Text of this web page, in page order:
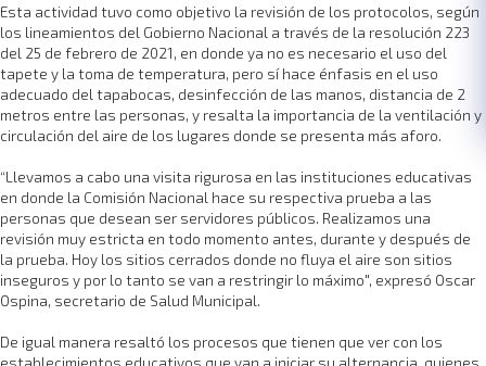
Esta actividad tuvo como objetivo la revisión de los protocolos, según
los lineamientos del Gobierno Nacional a través de la resolución 223
del 25 de febrero de 2021, en donde ya no es necesario el uso del
tapete y la toma de temperatura, pero sí hace énfasis en el uso
adecuado del tapabocas, desinfección de las manos, distancia de 2
metros entre las personas, y resalta la importancia de la ventilación y
circulación del aire de los lugares donde se presenta más aforo.
“Llevamos a cabo una visita rigurosa en las instituciones educativas
en donde la Comisión Nacional hace su respectiva prueba a las
personas que desean ser servidores públicos. Realizamos una
revisión muy estricta en todo momento antes, durante y después de
la prueba. Hoy los sitios cerrados donde no fluya el aire son sitios
inseguros y por lo tanto se van a restringir lo máximo", expresó Oscar
Ospina, secretario de Salud Municipal.
De igual manera resaltó los procesos que tienen que ver con los
establecimientos educativos que van a iniciar su alternancia, quienes